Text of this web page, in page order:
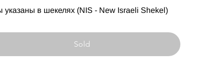
указаны в шекелях (NIS - New Israeli Shekel)
Sold